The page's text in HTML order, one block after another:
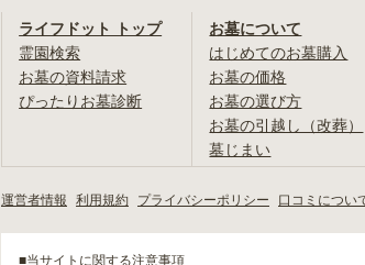
ライフドット トップ
霊園検索
お墓の資料請求
ぴったりお墓診断
お墓について
はじめてのお墓購入
お墓の価格
お墓の選び方
お墓の引越し（改葬）
墓じまい
運営者情報 利用規約 プライバシーポリシー 口コミについ
■当サイトに関する注意事項